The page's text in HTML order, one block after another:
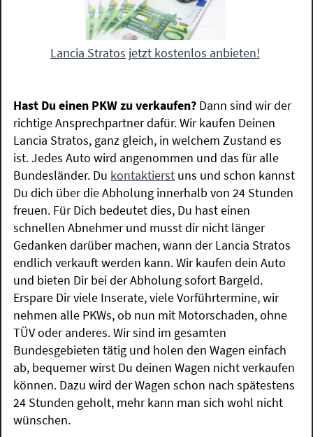
Lancia Stratos jetzt kostenlos anbieten!
Hast Du einen PKW zu verkaufen? Dann sind wir der
richtige Ansprechpartner dafür. Wir kaufen Deinen
Lancia Stratos, ganz gleich, in welchem Zustand es
ist. Jedes Auto wird angenommen und das für alle
Bundesländer. Du kontaktierst uns und schon kannst
Du dich über die Abholung innerhalb von 24 Stunden
freuen. Für Dich bedeutet dies, Du hast einen
schnellen Abnehmer und musst dir nicht länger
Gedanken darüber machen, wann der Lancia Stratos
endlich verkauft werden kann. Wir kaufen dein Auto
und bieten Dir bei der Abholung sofort Bargeld.
Erspare Dir viele Inserate, viele Vorführtermine, wir
nehmen alle PKWs, ob nun mit Motorschaden, ohne
TÜV oder anderes. Wir sind im gesamten
Bundesgebieten tätig und holen den Wagen einfach
ab, bequemer wirst Du deinen Wagen nicht verkaufen
können. Dazu wird der Wagen schon nach spätestens
24 Stunden geholt, mehr kann man sich wohl nicht
wünschen.